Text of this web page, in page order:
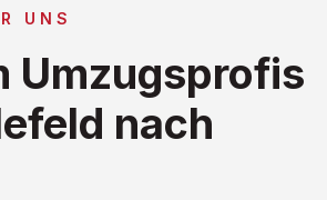
UNS
Umzugsprofis
nach